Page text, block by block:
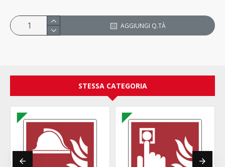
AGGIUNGI Q.TÀ
STESSA CATEGORIA